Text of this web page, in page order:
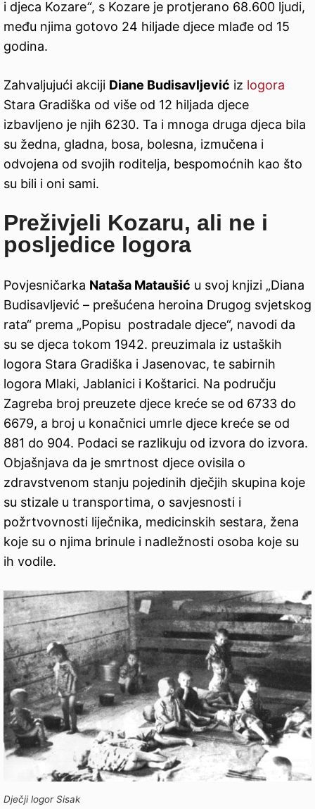
i djeca Kozare“, s Kozare je protjerano 68.600 ljudi,
među njima gotovo 24 hiljade djece mlađe od 15
godina.
Zahvaljujući akciji Diane Budisavljević iz logora
Stara Gradiška od više od 12 hiljada djece
izbavljeno je njih 6230. Ta i mnoga druga djeca bila
su žedna, gladna, bosa, bolesna, izmučena i
odvojena od svojih roditelja, bespomoćnih kao što
su bili i oni sami.
Preživjeli Kozaru, ali ne i
posljedice logora
Povjesničarka Nataša Mataušić u svoj knjizi „Diana
Budisavljević – prešućena heroina Drugog svjetskog
rata“ prema „Popisu postradale djece“, navodi da
su se djeca tokom 1942. preuzimala iz ustaških
logora Stara Gradiška i Jasenovac, te sabirnih
logora Mlaki, Jablanici i Koštarici. Na području
Zagreba broj preuzete djece kreće se od 6733 do
6679, a broj u konačnici umrle djece kreće se od
881 do 904. Podaci se razlikuju od izvora do izvora.
Objašnjava da je smrtnost djece ovisila o
zdravstvenom stanju pojedinih dječjih skupina koje
su stizale u transportima, o savjesnosti i
požrtvovnosti liječnika, medicinskih sestara, žena
koje su o njima brinule i nadležnosti osoba koje su
ih vodile.
Dječji logor Sisak